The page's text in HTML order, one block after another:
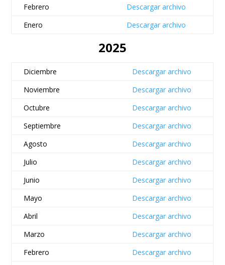
Febrero
Descargar archivo
Enero
Descargar archivo
2025
Diciembre
Descargar archivo
Noviembre
Descargar archivo
Octubre
Descargar archivo
Septiembre
Descargar archivo
Agosto
Descargar archivo
Julio
Descargar archivo
Junio
Descargar archivo
Mayo
Descargar archivo
Abril
Descargar archivo
Marzo
Descargar archivo
Febrero
Descargar archivo